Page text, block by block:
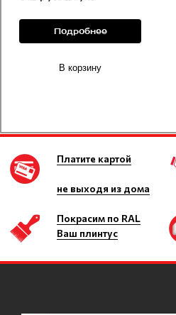
Подробнее
В корзину
Платите картой
не выходя из дома
Покрасим по RAL
Ваш плинтус